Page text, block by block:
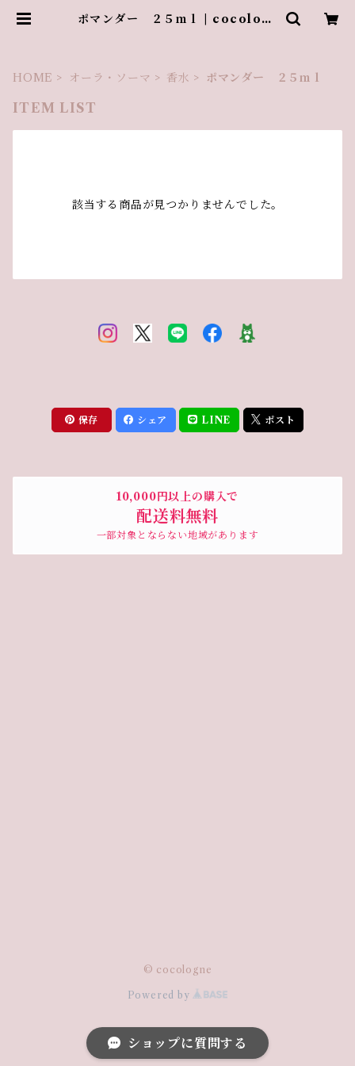
ポマンダー ２５ｍｌ | cocologn
HOME オーラ・ソーマ 香水 ポマンダー ２５ｍｌ
ITEM LIST
該当する商品が見つかりませんでした。
保存 シェア LINE ポスト
10,000円以上の購入で
配送料無料
一部対象とならない地域があります
© cocologne
Powered by
ショップに質問する